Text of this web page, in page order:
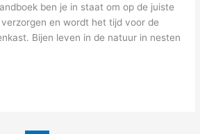
ben je in staat om op de juiste
en wordt het tijd voor de
Bijen leven in de natuur in nesten